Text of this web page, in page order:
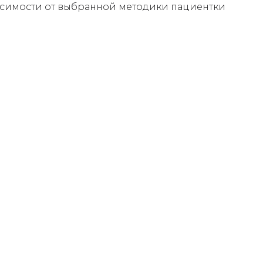
от выбранной методики пациентки